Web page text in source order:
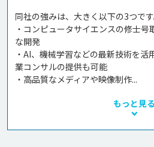
同社の強みは、大きく以下の3つです
・コンピュータサイエンスの修士
な開発
・AI、機械学習などの最新技術を活
業コンサルの提供も可能
・高品質なメディアや映像制作...
もっと見る